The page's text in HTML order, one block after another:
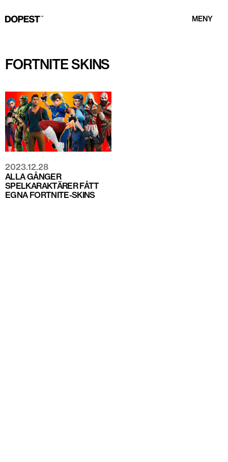
MENY
FORTNITE SKINS
2023.12.28
ALLA GÅNGER
SPELKARAKTÄRER FÅTT
EGNA FORTNITE-SKINS